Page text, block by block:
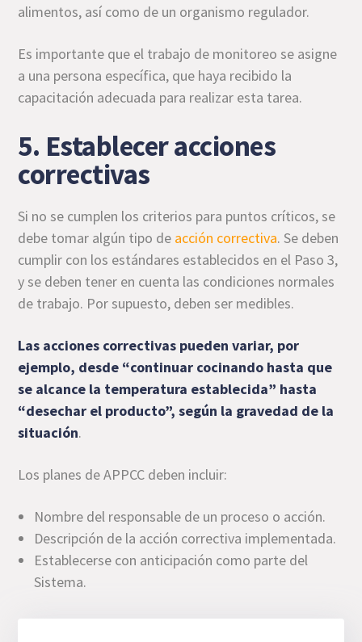
alimentos, así como de un organismo regulador.
Es importante que el trabajo de monitoreo se asigne
a una persona específica, que haya recibido la
capacitación adecuada para realizar esta tarea.
5. Establecer acciones
correctivas
Si no se cumplen los criterios para puntos críticos, se
debe tomar algún tipo de acción correctiva. Se deben
cumplir con los estándares establecidos en el Paso 3,
y se deben tener en cuenta las condiciones normales
de trabajo. Por supuesto, deben ser medibles.
Las acciones correctivas pueden variar, por
ejemplo, desde “continuar cocinando hasta que
se alcance la temperatura establecida” hasta
“desechar el producto”, según la gravedad de la
situación.
Los planes de APPCC deben incluir:
Nombre del responsable de un proceso o acción.
Descripción de la acción correctiva implementada.
Establecerse con anticipación como parte del
Sistema.